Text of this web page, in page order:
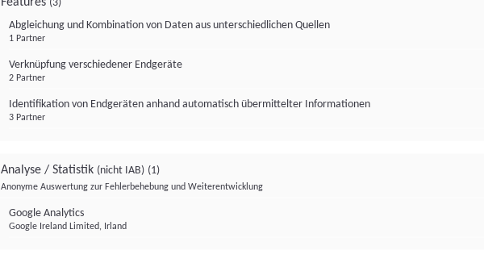
Abgleichung und Kombination von Daten aus unterschiedlichen Quellen
1 Partner
Verknüpfung verschiedener Endgeräte
2 Partner
Identifikation von Endgeräten anhand automatisch übermittelter Informationen
3 Partner
Analyse / Statistik (nicht IAB) (1)
Anonyme Auswertung zur Fehlerbehebung und Weiterentwicklung
Google Analytics
Google Ireland Limited, Irland